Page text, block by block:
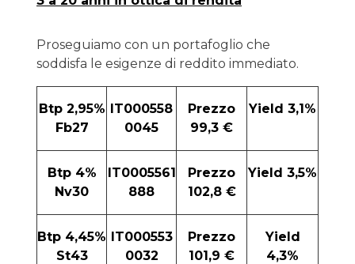
Proseguiamo con un portafoglio che
soddisfa le esigenze di reddito immediato.
Btp 2,95%
Fb27
IT000558
0045
Prezzo
99,3 €
Yield 3,1%
Btp 4%
Nv30
IT0005561
888
Prezzo
102,8 €
Yield 3,5%
Btp 4,45%
St43
IT000553
0032
Prezzo
101,9 €
Yield
4,3%